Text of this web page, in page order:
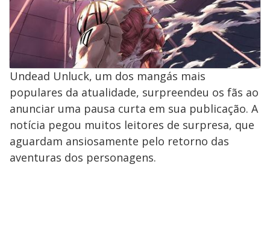
Undead Unluck, um dos mangás mais
populares da atualidade, surpreendeu os fãs ao
anunciar uma pausa curta em sua publicação. A
notícia pegou muitos leitores de surpresa, que
aguardam ansiosamente pelo retorno das
aventuras dos personagens.